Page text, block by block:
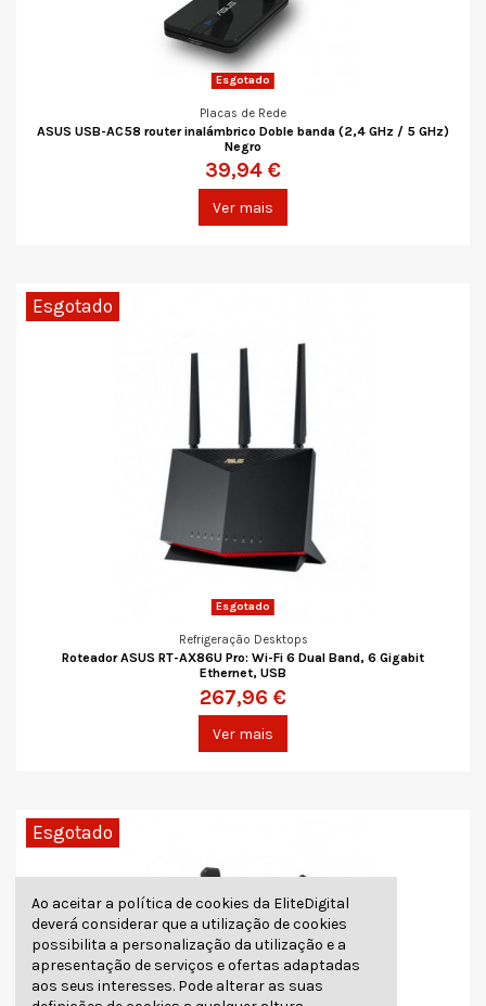
Esgotado
Placas de Rede
ASUS USB-AC58 router inalámbrico Doble banda (2,4 GHz / 5 GHz)
Negro
39,94 €
Ver mais
Esgotado
Esgotado
Refrigeração Desktops
Roteador ASUS RT-AX86U Pro: Wi-Fi 6 Dual Band, 6 Gigabit
Ethernet, USB
267,96 €
Ver mais
Esgotado
Ao aceitar a política de cookies da EliteDigital
deverá considerar que a utilização de cookies
possibilita a personalização da utilização e a
apresentação de serviços e ofertas adaptadas
aos seus interesses. Pode alterar as suas